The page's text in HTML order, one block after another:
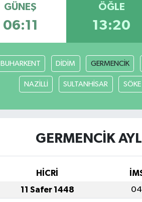
GÜNEŞ
06:11
ÖĞLE
13:20
BUHARKENT DİDİM GERMENCİK
NAZİLLİ SULTANHİSAR SÖKE
GERMENCİK
HİCRİ
11 Safer 1448